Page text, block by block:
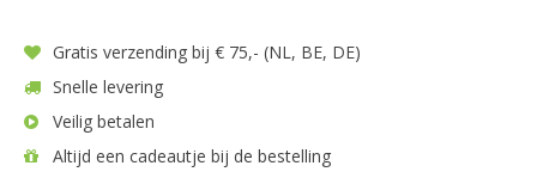
Gratis verzending bij € 75,- (NL, BE, DE)
Snelle levering
Veilig betalen
Altijd een cadeautje bij de bestelling